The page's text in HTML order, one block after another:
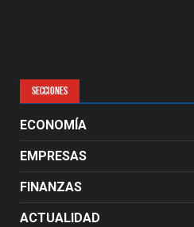
SECCIONES
ECONOMÍA
EMPRESAS
FINANZAS
ACTUALIDAD